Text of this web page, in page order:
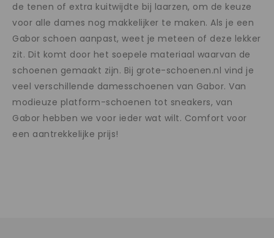
de tenen of extra kuitwijdte bij laarzen, om de keuze
voor alle dames nog makkelijker te maken. Als je een
Gabor schoen aanpast, weet je meteen of deze lekker
zit. Dit komt door het soepele materiaal waarvan de
schoenen gemaakt zijn. Bij grote-schoenen.nl vind je
veel verschillende damesschoenen van Gabor. Van
modieuze platform-schoenen tot sneakers, van
Gabor hebben we voor ieder wat wilt. Comfort voor
een aantrekkelijke prijs!